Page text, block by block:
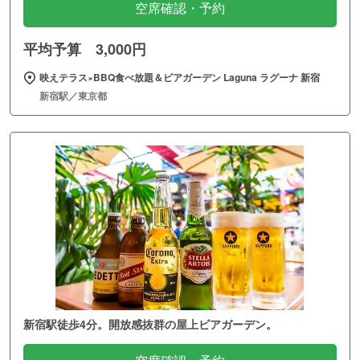
空席確認・予約
平均予算 3,000円
映えテラス×BBQ食べ放題＆ビアガーデン Laguna ラグーナ 新宿
新宿駅／東京都
新宿駅徒歩4分。開放感抜群の屋上ビアガーデン。